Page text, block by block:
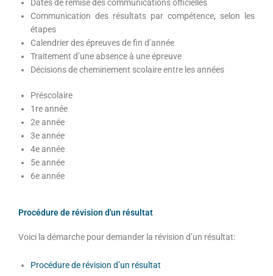
Dates de remise des communications officielles
Communication des résultats par compétence, selon les
étapes
Calendrier des épreuves de fin d’année
Traitement d’une absence à une épreuve
Décisions de cheminement scolaire entre les années
Préscolaire
1re année
2e année
3e année
4e année
5e année
6e année
Procédure de révision d'un résultat
Voici la démarche pour demander la révision d’un résultat:
Procédure de révision d’un résultat